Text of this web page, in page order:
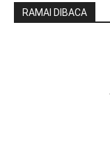
RAMAI DIBACA